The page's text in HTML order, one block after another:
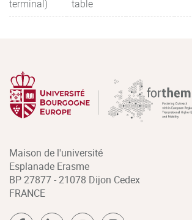
terminal)
table
Maison de l'université
Esplanade Erasme
BP 27877 - 21078 Dijon Cedex
FRANCE